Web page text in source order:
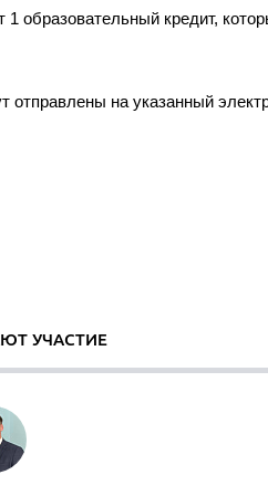
1 образовательный кредит,
на указанный
УЧАСТИЕ